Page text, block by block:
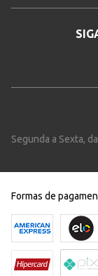
Segunda a Sexta,
Formas de